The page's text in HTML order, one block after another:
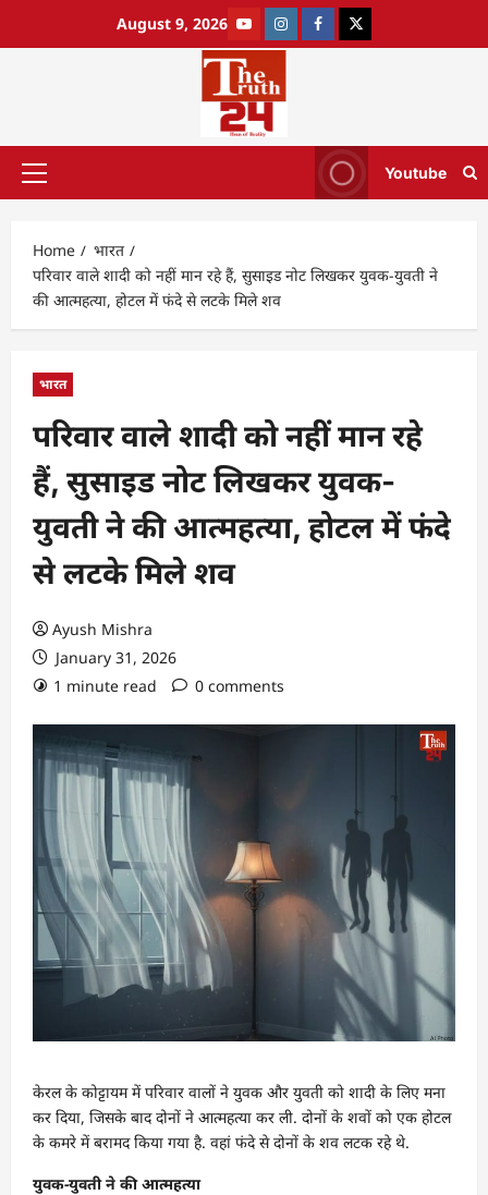
August 9, 2026
Youtube
Home
भारत
परिवार वाले शादी को नहीं मान रहे हैं, सुसाइड नोट लिखकर युवक-युवती ने
की आत्महत्या, होटल में फंदे से लटके मिले शव
भारत
परिवार वाले शादी को नहीं मान रहे
हैं, सुसाइड नोट लिखकर युवक-
युवती ने की आत्महत्या, होटल में फंदे
से लटके मिले शव
Ayush Mishra
January 31, 2026
1 minute read
0 comments
केरल के कोट्टायम में परिवार वालों ने युवक और युवती को शादी के लिए मना
कर दिया, जिसके बाद दोनों ने आत्महत्या कर ली. दोनों के शवों को एक होटल
के कमरे में बरामद किया गया है. वहां फंदे से दोनों के शव लटक रहे थे.
युवक-युवती ने की आत्महत्या